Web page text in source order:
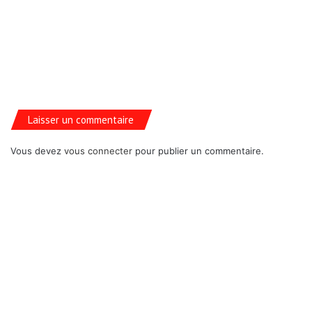
Laisser un commentaire
Vous devez vous connecter pour publier un commentaire.